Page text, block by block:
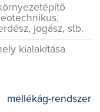
jogász, stb.
kialakítása
rendszer